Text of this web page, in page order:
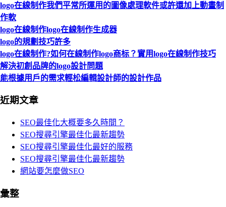
logo在線制作我們平常所運用的圖像處理軟件或許還加上動畫制
作軟
logo在線制作logo在線制作生成器
logo的規劃技巧許多
logo在線制作?如何在線制作logo商标？實用logo在線制作技巧
解決初創品牌的logo設計問題
能根據用戶的需求輕松編輯設計師的設計作品
近期文章
SEO最佳化大概要多久時間？
SEO搜尋引擎最佳化最新趨勢
SEO搜尋引擎最佳化最好的服務
SEO搜尋引擎最佳化最新趨勢
網站要怎麼做SEO
彙整